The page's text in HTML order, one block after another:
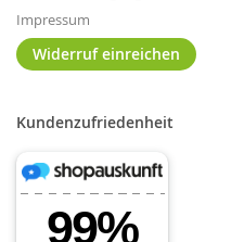
Impressum
Widerruf einreichen
Kundenzufriedenheit